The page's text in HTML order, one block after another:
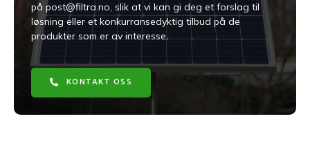
på post@filtra.no, slik at vi kan gi deg et forslag til
løsning eller et konkurransedyktig tilbud på de
produkter som er av interesse.
KONTAKT OSS